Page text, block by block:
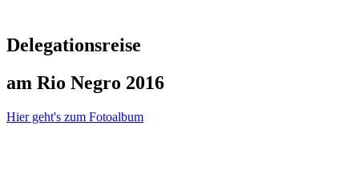
Delegationsreise
am Rio Negro 2016
Hier geht's zum Fotoalbum